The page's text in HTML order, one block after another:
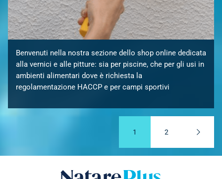
Benvenuti nella nostra sezione dello shop online dedicata
alla vernici e alle pitture: sia per piscine, che per gli usi in
ambienti alimentari dove è richiesta la
regolamentazione HACCP e per campi sportivi
1 2